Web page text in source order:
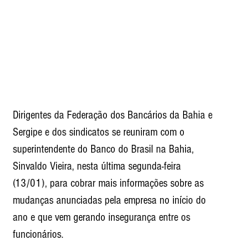
Dirigentes da Federação dos Bancários da Bahia e
Sergipe e dos sindicatos se reuniram com o
superintendente do Banco do Brasil na Bahia,
Sinvaldo Vieira, nesta última segunda-feira
(13/01), para cobrar mais informações sobre as
mudanças anunciadas pela empresa no início do
ano e que vem gerando insegurança entre os
funcionários.